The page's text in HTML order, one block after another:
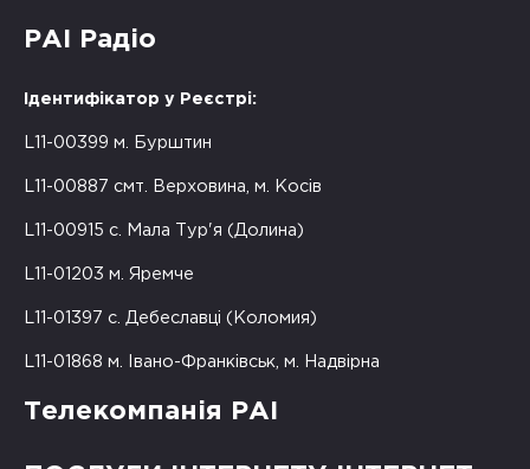
РАІ Радіо
Ідентифікатор у Реєстрі:
L11-00399 м. Бурштин
L11-00887 смт. Верховина, м. Косів
L11-00915 с. Мала Тур'я (Долина)
L11-01203 м. Яремче
L11-01397 с. Дебеславці (Коломия)
L11-01868 м. Івано-Франківськ, м. Надвірна
Телекомпанія РАІ